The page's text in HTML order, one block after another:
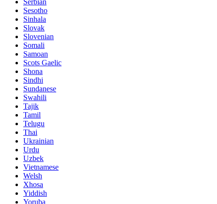
Serbian
Sesotho
Sinhala
Slovak
Slovenian
Somali
Samoan
Scots Gaelic
Shona
Sindhi
Sundanese
Swahili
Tajik
Tamil
Telugu
Thai
Ukrainian
Urdu
Uzbek
Vietnamese
Welsh
Xhosa
Yiddish
Yoruba